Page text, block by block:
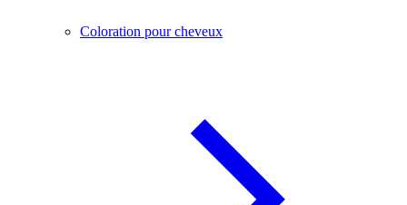
Coloration pour cheveux